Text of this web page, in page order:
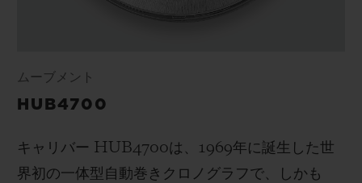
ムーブメント
HUB4700
キャリバー HUB4700は、 1969年に誕生した世
界初の一体型自動巻きクロノグラフで、しかも